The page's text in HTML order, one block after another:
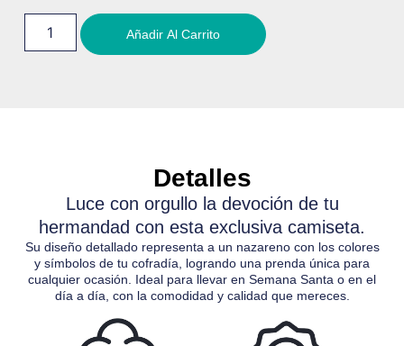
Añadir Al Carrito
Detalles
Luce con orgullo la devoción de tu
hermandad con esta exclusiva camiseta.
Su diseño detallado representa a un nazareno con los colores
y símbolos de tu cofradía, logrando una prenda única para
cualquier ocasión. Ideal para llevar en Semana Santa o en el
día a día, con la comodidad y calidad que mereces.